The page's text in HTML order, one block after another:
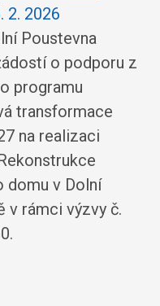
2. 2026
Poustevna
o podporu z
programu
transformace
na realizaci
domu v Dolní
v rámci výzvy č.